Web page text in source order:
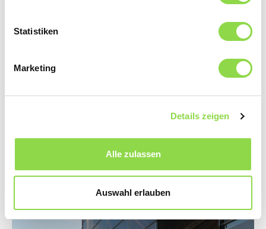
Statistiken
Marketing
Details zeigen
Alle zulassen
Auswahl erlauben
Das Elektroauto zu Hause laden
der Installation einer solchen zu beachten? Welche
Mehrfamilienhäusern?